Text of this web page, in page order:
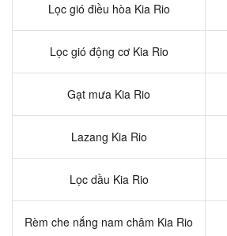
Lọc gió điều hòa Kia Rio
Lọc gió động cơ Kia Rio
Gạt mưa Kia Rio
Lazang Kia Rio
Lọc dầu Kia Rio
Rèm che nắng nam châm Kia Rio